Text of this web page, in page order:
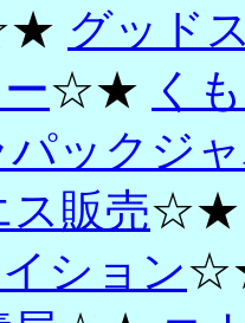
グッド
☆★ く
パックジ
ス販売
ション